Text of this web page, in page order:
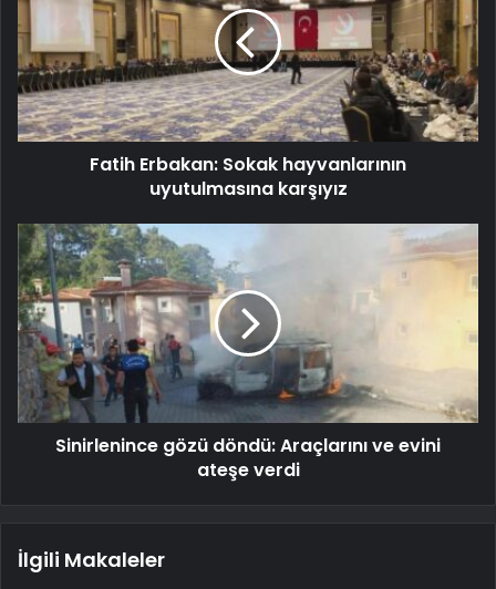
Fatih Erbakan: Sokak hayvanlarının
uyutulmasına karşıyız
Sinirlenince gözü döndü: Araçlarını ve evini
ateşe verdi
İlgili Makaleler